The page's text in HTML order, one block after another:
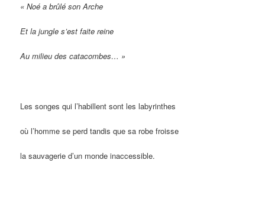
« Noé a brûlé son Arche
Et la jungle s’est faite reine
Au milieu des catacombes… »
Les songes qui l’habillent sont les labyrinthes
où l’homme se perd tandis que sa robe froisse
la sauvagerie d’un monde inaccessible.